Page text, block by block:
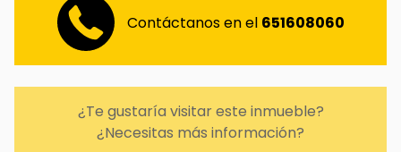
La propiedad se encuentra totalmente amueblada y
cuenta con una cálida tarima flotante en los dormitorios y
con doble ventanal de aluminio. Dispone de un trastero de
unos 15 metros acondicionado en la 5°planta.
Su ubicación es inmejorable, a escasos metros de
conexión a la AP9 y con una parada de bus urbano justo
delante. Farmacia, supermercados, cafés y el paseo
Contáctanos en el 651608060
¿Te gustaría visitar este inmueble?
¿Necesitas más información?